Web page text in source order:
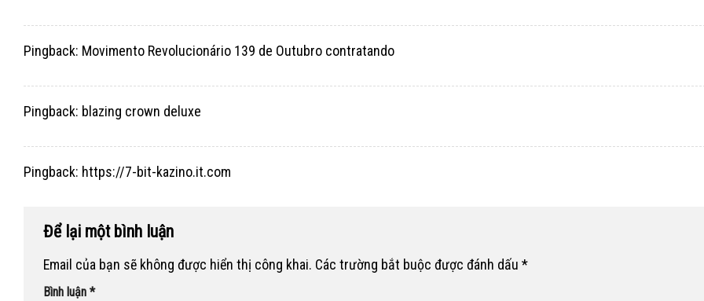
Pingback: Movimento Revolucionário 139 de Outubro contratando
Pingback: blazing crown deluxe
Pingback: https://7-bit-kazino.it.com
Để lại một bình luận
Email của bạn sẽ không được hiển thị công khai. Các trường bắt buộc được đánh dấu *
Bình luận *